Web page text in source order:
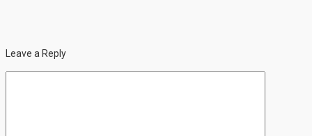
Leave a Reply